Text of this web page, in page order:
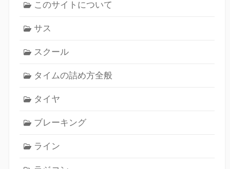
このサイトについて
サス
スクール
タイムの詰め方全般
タイヤ
ブレーキング
ライン